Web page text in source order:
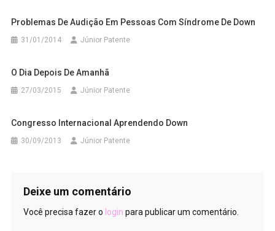
Problemas De Audição Em Pessoas Com Síndrome De Down
31/01/2014 Júnior Patente
O Dia Depois De Amanhã
27/03/2015 Júnior Patente
Congresso Internacional Aprendendo Down
30/09/2013 Júnior Patente
Deixe um comentário
Você precisa fazer o login para publicar um comentário.